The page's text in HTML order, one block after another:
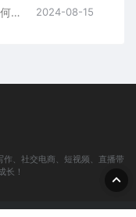
直播实操运营课：话术设计/低流量如何提升/话术框架/全场燃爆/非常干货 2024-08-15
、社交电商、短视频、直播带
长！